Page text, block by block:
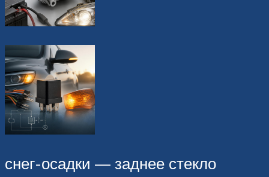
снег-осадки — заднее стекло